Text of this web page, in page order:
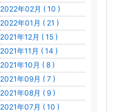
2022年02月 ( 10 )
2022年01月 ( 21 )
2021年12月 ( 15 )
2021年11月 ( 14 )
2021年10月 ( 8 )
2021年09月 ( 7 )
2021年08月 ( 9 )
2021年07月 ( 10 )